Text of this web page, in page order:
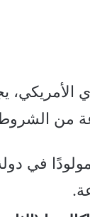
الأمريكي،
من
في